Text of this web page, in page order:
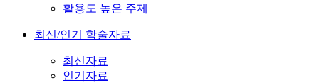
활용도 높은 주제
최신/인기 학술자료
최신자료
인기자료